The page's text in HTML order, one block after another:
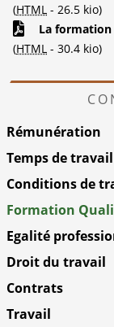
(HTML - 26.5 kio)
La
(HTML - 30.4 kio)
Rémunération
Temps de travail
Conditions de
Formation
Egalité
Droit du travail
Contrats
Travail